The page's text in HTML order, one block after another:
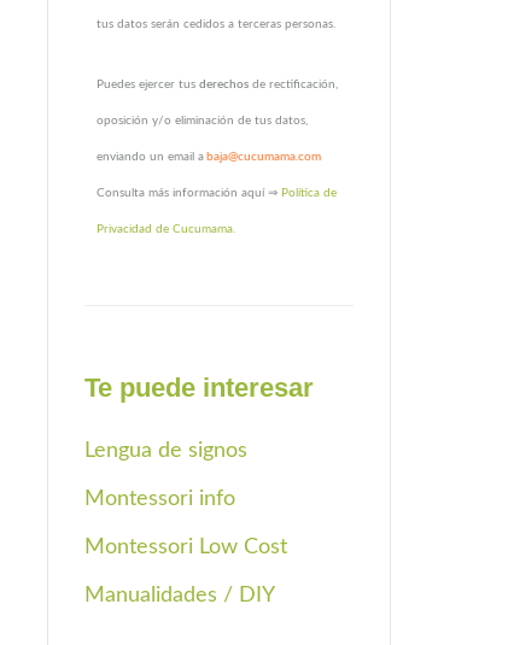
tus datos serán cedidos a terceras personas.
Puedes ejercer tus derechos de rectificación,
oposición y/o eliminación de tus datos,
enviando un email a baja@cucumama.com
Consulta más información aquí ⇒ Política de
Privacidad de Cucumama.
Te puede interesar
Lengua de signos
Montessori info
Montessori Low Cost
Manualidades / DIY